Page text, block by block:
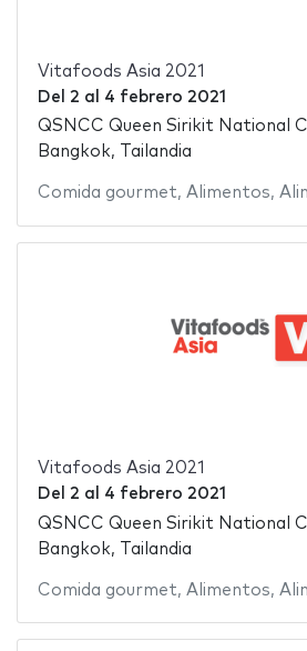
Vitafoods Asia 2021
Del 2 al 4 febrero 2021
QSNCC Queen Sirikit National
Bangkok, Tailandia
Comida gourmet, Alimentos,
Vitafoods Asia 2021
Del 2 al 4 febrero 2021
QSNCC Queen Sirikit National
Bangkok, Tailandia
Comida gourmet, Alimentos,